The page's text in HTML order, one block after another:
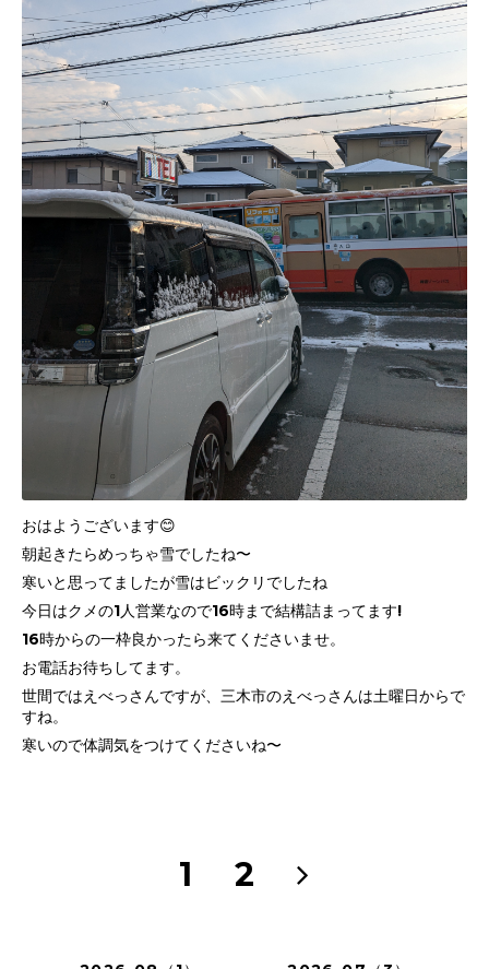
おはようございます😊
朝起きたらめっちゃ雪でしたね〜
寒いと思ってましたが雪はビックリでしたね
今日はクメの1人営業なので16時まで結構詰まってます!
16時からの一枠良かったら来てくださいませ。
お電話お待ちしてます。
世間ではえべっさんですが、三木市のえべっさんは土曜日からで
すね。
寒いので体調気をつけてくださいね〜
1 2